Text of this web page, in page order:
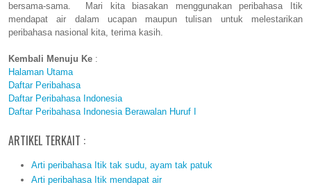
bersama-sama. Mari kita biasakan menggunakan peribahasa Itik
mendapat air dalam ucapan maupun tulisan untuk melestarikan
peribahasa nasional kita, terima kasih.
Kembali Menuju Ke :
Halaman Utama
Daftar Peribahasa
Daftar Peribahasa Indonesia
Daftar Peribahasa Indonesia Berawalan Huruf I
ARTIKEL TERKAIT :
Arti peribahasa Itik tak sudu, ayam tak patuk
Arti peribahasa Itik mendapat air